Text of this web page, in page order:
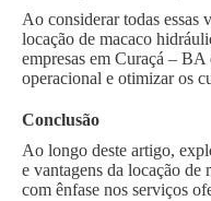
Ao considerar todas essas
locação de macaco
empresas em Curaçá –
operacional e otimizar os
Conclusão
Ao longo deste artigo,
e vantagens da locação
com ênfase nos serviços